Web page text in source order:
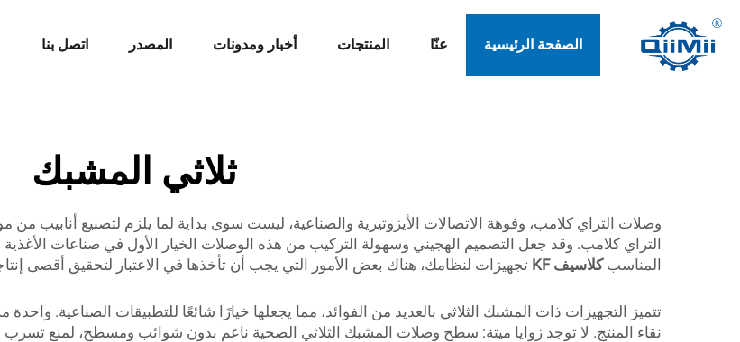
الصفحة الرئيسية عنّا المنتجات أخبار ومدونات المصدر اتصل بنا
ثلاثي المشبك
وصلات التراي كلامب، وفوهة الاتصالات الأيزوتيرية والصناعية، ليست سوى بداية لما يلزم لتصنيع أنابيب
التراي كلامب. وقد جعل التصميم الهجيني وسهولة التركيب من هذه الوصلات الخيار الأول في صناعات الأغذية
المناسبكلاسيف KF تجهيزات لنظامك، هناك بعض الأمور التي يجب أن تأخذها في الاعتبار لتحقيق أقصى
تتميز التجهيزات ذات المشبك الثلاثي بالعديد من الفوائد، مما يجعلها خيارًا شائعًا للتطبيقات الصناعية.
نقاء المنتج. لا توجد زوايا ميتة: سطح وصلات المشبك الثلاثي الصحية ناعم بدون شوائب ومسطح، لمنع